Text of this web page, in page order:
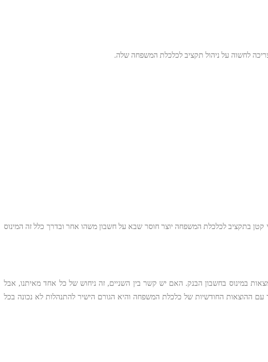
לחשוה על ניהול תקציב לכלכלת המשפחה שלה.
בתקציב לכלכלת המשפחה יוצר חוסר שבא על חשבון משהו אחר ובדרך כלל זה המינוס
במינוס בחשבון הבנק. האם יש קשר בין השניים, זה ניחוש של כל אחד מאיתנו, אבל
ההוצאות החודשיות של כלכלת המשפחה והיא הגורם הישיר להתנהלות לא נכונה בכל